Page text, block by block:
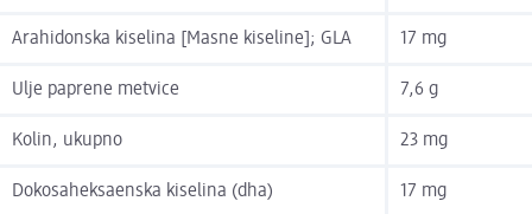
Arahidonska kiselina [Masne kiseline]; GLA 17 mg
Ulje paprene metvice 7,6 g
Kolin, ukupno 23 mg
Dokosaheksaenska kiselina (dha) 17 mg